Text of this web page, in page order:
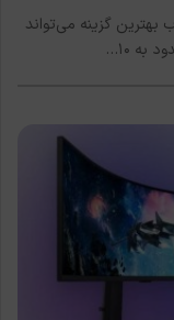
گزینه می‌تواند
۱۰…